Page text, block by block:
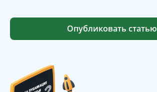
Опубликовать статью